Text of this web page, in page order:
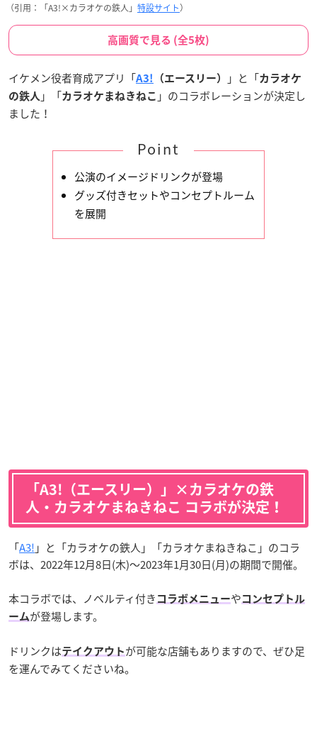
（引用：「A3!×カラオケの鉄人」 特設サイト）
高画質で見る (全5枚)
イケメン役者育成アプリ「A3! （エースリー） 」と「カラオケ
の鉄人 」「カラオケまねきねこ 」のコラボレーションが決定し
ました！
Point
公演のイメージドリンクが登場
グッズ付きセットやコンセプトルーム
を展開
「A3!（エースリー） 」× カラオケの鉄
人・ カラオケまねきねこ コラボが決定！
「A3! 」と「カラオケの鉄人」「カラオケまねきねこ」のコラ
ボは、2022年12月8日(木)～2023年1月30日(月)の期間で開催。
本コラボでは、ノベルティ付き コラボメニューや コンセプトル
ームが登場します。
ドリンクはテイクアウト が可能な店舗もありますので、ぜひ足
を運んでみてくださいね。